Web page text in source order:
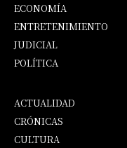
ECONOMÍA
ENTRETENIMIENTO
JUDICIAL
POLÍTICA
ACTUALIDAD
CRÓNICAS
CULTURA